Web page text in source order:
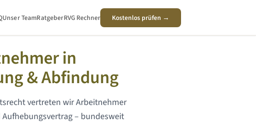
Unser TeamRatgeberRVG Rechner Kostenlos prüfen →
in
& Abfindung
vertreten wir Arbeitnehmer
– bundesweit